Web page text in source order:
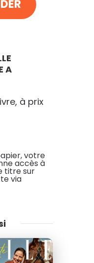
A
à prix
votre
accès à
titre sur
via